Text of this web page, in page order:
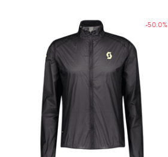
-50.0%